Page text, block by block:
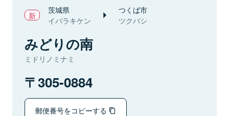
茨城県
イバラキケン
つくば市
ツクバシ
みどりの南
ミドリノミナミ
305-0884
郵便番号をコピーする